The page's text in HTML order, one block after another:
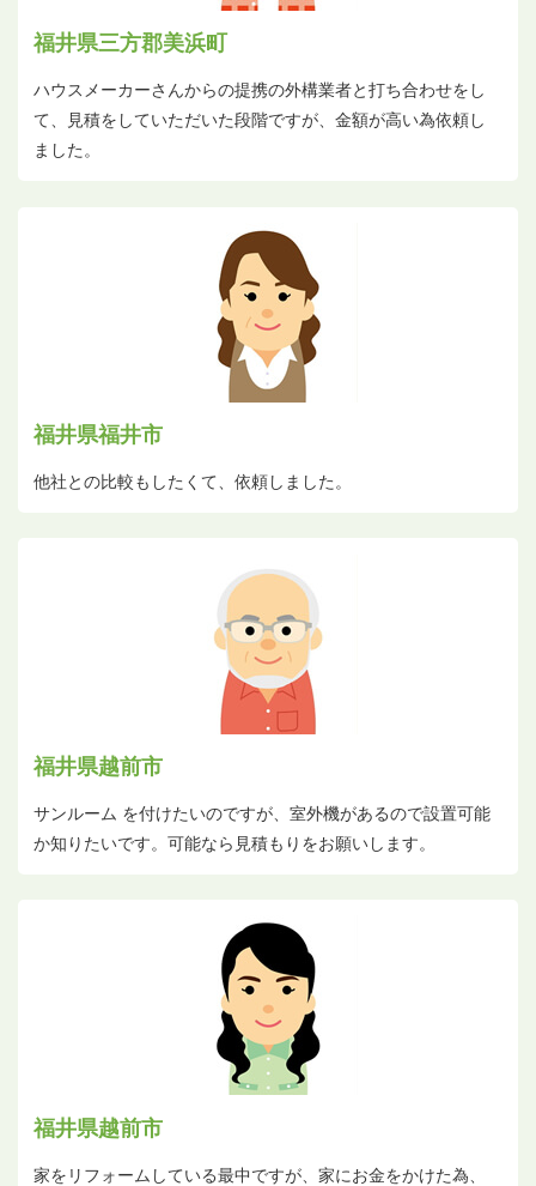
福井県三方郡美浜町
ハウスメーカーさんからの提携の外構業者と打ち合わせをし
て、見積をしていただいた段階ですが、金額が高い為依頼し
ました。
福井県福井市
他社との比較もしたくて、依頼しました。
福井県越前市
サンルーム を付けたいのですが、室外機があるので設置可能
か知りたいです。可能なら見積もりをお願いします。
福井県越前市
家をリフォームしている最中ですが、家にお金をかけた為、